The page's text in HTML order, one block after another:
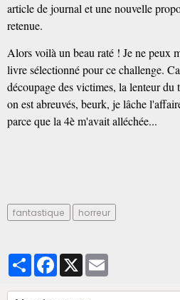
article de journal et une nouvelle
retenue.
Alors voilà un beau raté ! Je ne peux
livre sélectionné pour ce challenge.
découpage des victimes, la lenteur du
on est abreuvés, beurk, je lâche
parce que la 4è m'avait alléchée...
fantastique horreur
PartagerFacebook
X